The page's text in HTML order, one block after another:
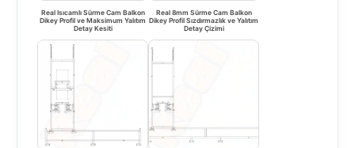
Real Isıcamlı Sürme Cam Balkon
Dikey Profil ve Maksimum Yalıtım
Detay Kesiti
Real 8mm Sürme Cam Balkon
Dikey Profil Sızdırmazlık ve Yalıtım
Detay Çizimi